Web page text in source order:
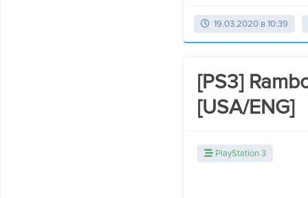
19.03.2020 в 10:39
[PS3]
[USA/ENG]
PlayStation 3